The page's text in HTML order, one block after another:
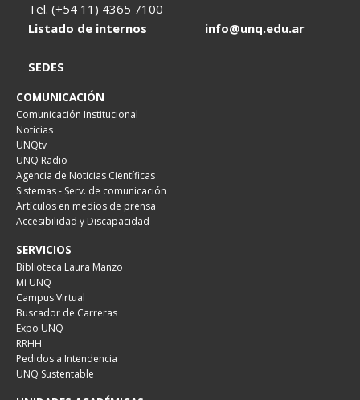
Tel. (+54 11) 4365 7100
Listado de internos
info@unq.edu.ar
SEDES
COMUNICACIÓN
Comunicación Institucional
Noticias
UNQtv
UNQ Radio
Agencia de Noticias Científicas
Sistemas - Serv. de comunicación
Artículos en medios de prensa
Accesibilidad y Discapacidad
SERVICIOS
Biblioteca Laura Manzo
Mi UNQ
Campus Virtual
Buscador de Carreras
Expo UNQ
RRHH
Pedidos a Intendencia
UNQ Sustentable